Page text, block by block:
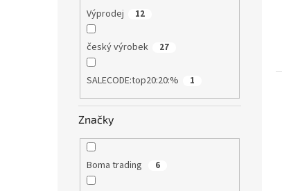
Výprodej 12
český výrobek 27
SALECODE:top20:20:% 1
Značky
Boma trading 6